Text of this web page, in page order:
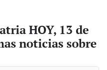
HOY, 13 de
noticias sobre